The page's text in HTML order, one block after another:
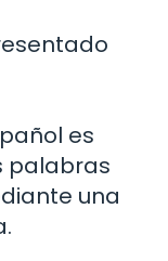
es
palabras
una